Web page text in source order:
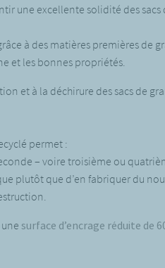
une excellente solidité des sacs
à des matières premières de
et les bonnes propriétés.
et à la déchirure des sacs de
permet :
– voire troisième ou
plutôt que d’en fabriquer du
surface d’encrage réduite de